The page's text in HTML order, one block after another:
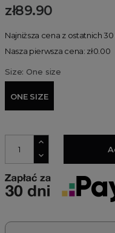
zł89.90
Najniższa cena z ostatnich 30
Nasza pierwsza cena: zł0.00
Size: One size
ONE SIZE